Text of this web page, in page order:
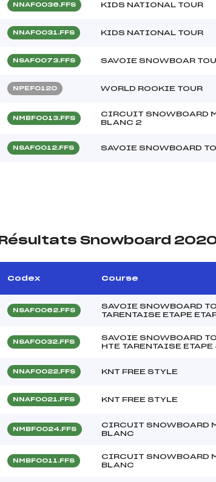
NNAF0036.FFS KIDS NATIONAL TOUR
NNAF0031.FFS KIDS NATIONAL TOUR
NSAF0073.FFS SAVOIE SNOWBOAR
NPEF0120 WORLD ROOKIE TOUR
NMBF0013.FFS
CIRCUIT SNOWBOARD
BLANC 2
NSAF0012.FFS SAVOIE SNOWBOARD
Résultats Snowboard
Codex Course
NSAF0062.FFS
SAVOIE SNOWBOARD
TARENTAISE ETAPE
NSAF0032.FFS
SAVOIE SNOWBOARD
HTE TARENTAISE ETAPE
NNAF0022.FFS KNT FREE STYLE
NNAF0021.FFS KNT FREE STYLE
NMBF0024.FFS
CIRCUIT SNOWBOARD
BLANC
NMBF0011.FFS
CIRCUIT SNOWBOARD
BLANC